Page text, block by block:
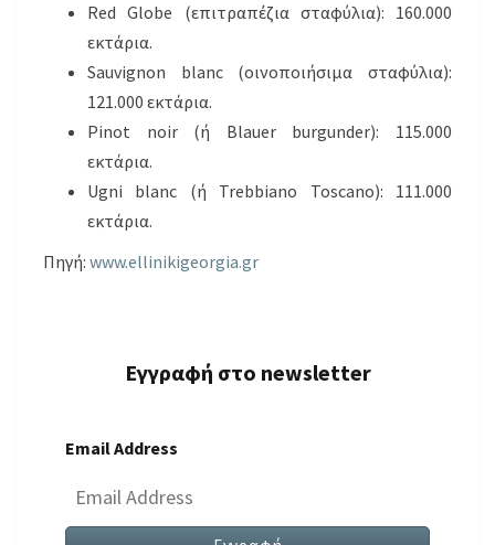
Red Globe (επιτραπέζια σταφύλια): 160.000
εκτάρια.
Sauvignon blanc (οινοποιήσιμα σταφύλια):
121.000 εκτάρια.
Pinot noir (ή Blauer burgunder): 115.000
εκτάρια.
Ugni blanc (ή Trebbiano Toscano): 111.000
εκτάρια.
Πηγή: www.ellinikigeorgia.gr
Εγγραφή στο newsletter
Email Address